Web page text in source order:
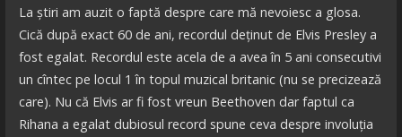
La știri am auzit o faptă despre care mă nevoiesc a glosa.
Cică după exact 60 de ani, recordul deținut de Elvis Presley a
fost egalat. Recordul este acela de a avea în 5 ani consecutivi
un cîntec pe locul 1 în topul muzical britanic (nu se precizează
care). Nu că Elvis ar fi fost vreun Beethoven dar faptul ca
Rihana a egalat dubiosul record spune ceva despre involuția